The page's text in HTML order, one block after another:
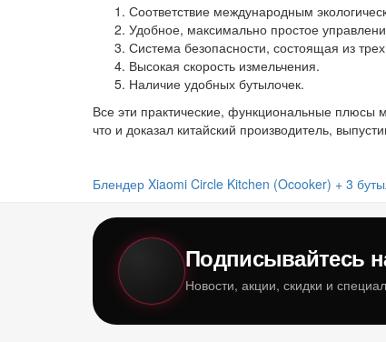
Соответствие международным
Удобное, максимально простое
Система безопасности, состоящая из
Высокая скорость измельчения.
Наличие удобных бутылочек.
Все эти практические, функциональные плюсы
что и доказал китайский производитель,
Блендер Xiaomi Circle Kitchen (Ocooker) + 3
Подписывайтесь
Новости, акции, скидки и